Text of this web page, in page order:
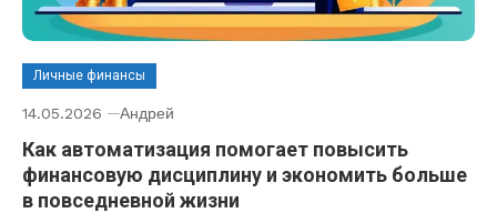
Личные финансы
14.05.2026 Андрей
Как автоматизация помогает повысить
финансовую дисциплину и экономить больше
в повседневной жизни